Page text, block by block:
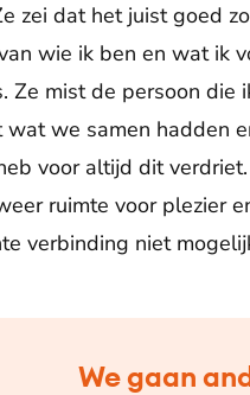
zei dat het juist goed
wie ik ben en wat ik
Ze mist de persoon
we samen hadden
voor altijd dit
ruimte voor plezier
verbinding niet
We gaan